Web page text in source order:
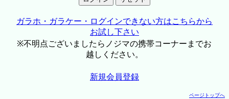
ガラホ・ガラケー・ログインできない方はこちらから
お試し下さい
※不明点ございましたらノジマの携帯コーナーまでお
越しください。
新規会員登録
ページトップへ